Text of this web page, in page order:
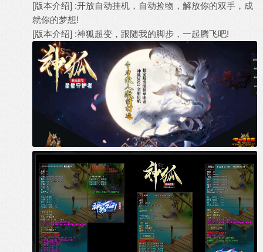
[版本介绍] :开放自动挂机，自动捡物，解放你的双手，成
就你的梦想!
[版本介绍] :神狐超变，跟随我的脚步，一起腾飞吧!